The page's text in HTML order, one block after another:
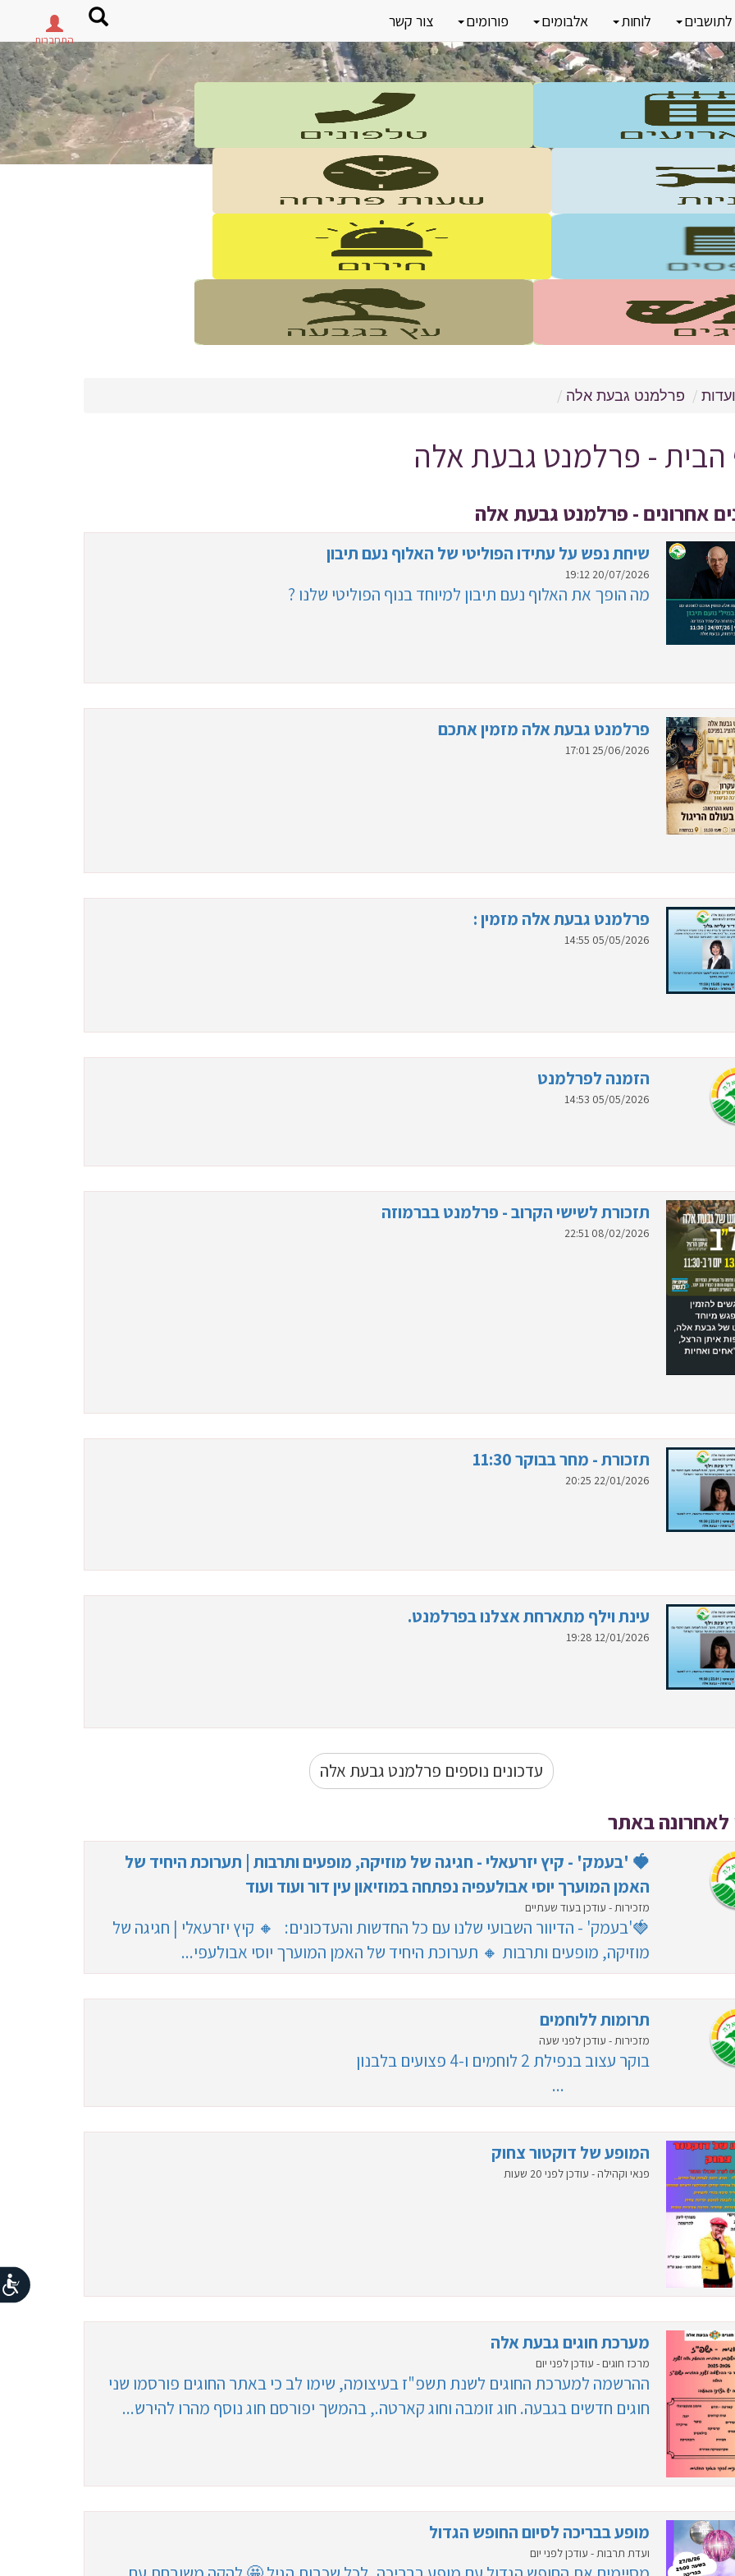
לוחות אלבומים פורומים צור קשר
ועדות פרלמנט גבעת אלה
- פרלמנט גבעת אלה
אחרונים - פרלמנט גבעת אלה
שיחת נפש על עתידו הפוליטי של האלוף נעם תיבון
20/07/2026 19:12
מה הופך את האלוף נעם תיבון למיוחד בנוף הפוליטי שלנו ?
פרלמנט גבעת אלה מזמין אתכם
25/06/2026 17:01
פרלמנט גבעת אלה מזמין :
05/05/2026 14:55
הזמנה לפרלמנט
05/05/2026 14:53
תזכורת לשישי הקרוב - פרלמנט בברמוזה
08/02/2026 22:51
תזכורת - מחר בבוקר 11:30
22/01/2026 20:25
עינת וילף מתארחת אצלנו בפרלמנט.
12/01/2026 19:28
עדכונים נוספים פרלמנט גבעת אלה
לאחרונה באתר
🍓 'בעמק' - קיץ יזרעאלי - חגיגה של מוזיקה, מופעים ותרבות | תערוכת היחיד של
האמן המוערך יוסי אבולעפיה נפתחה במוזיאון עין דור ועוד ועוד
מזכירות - עודכן בעוד שעתיים
🍓'בעמק' - הדיוור השבועי שלנו עם כל החדשות והעדכונים: 🔸 קיץ יזרעאלי | חגיגה של
מוזיקה, מופעים ותרבות 🔸 תערוכת היחיד של האמן המוערך יוסי אבולעפי...
תרומות ללוחמים
מזכירות - עודכן לפני שעה
בוקר עצוב בנפילת 2 לוחמים ו-4 פצועים בלבנון
...
המופע של דוקטור צחוק
פנאי וקהילה - עודכן לפני 20 שעות
מערכת חוגים גבעת אלה
מרכז חוגים - עודכן לפני יום
ההרשמה למערכת החוגים לשנת תשפ"ז בעיצומה, שימו לב כי באתר החוגים פורסמו שני
חוגים חדשים בגבעה. חוג זומבה וחוג קארטה., בהמשך יפורסם חוג נוסף מהרו להירש...
מופע בבריכה לסיום החופש הגדול
ועדת תרבות - עודכן לפני יום